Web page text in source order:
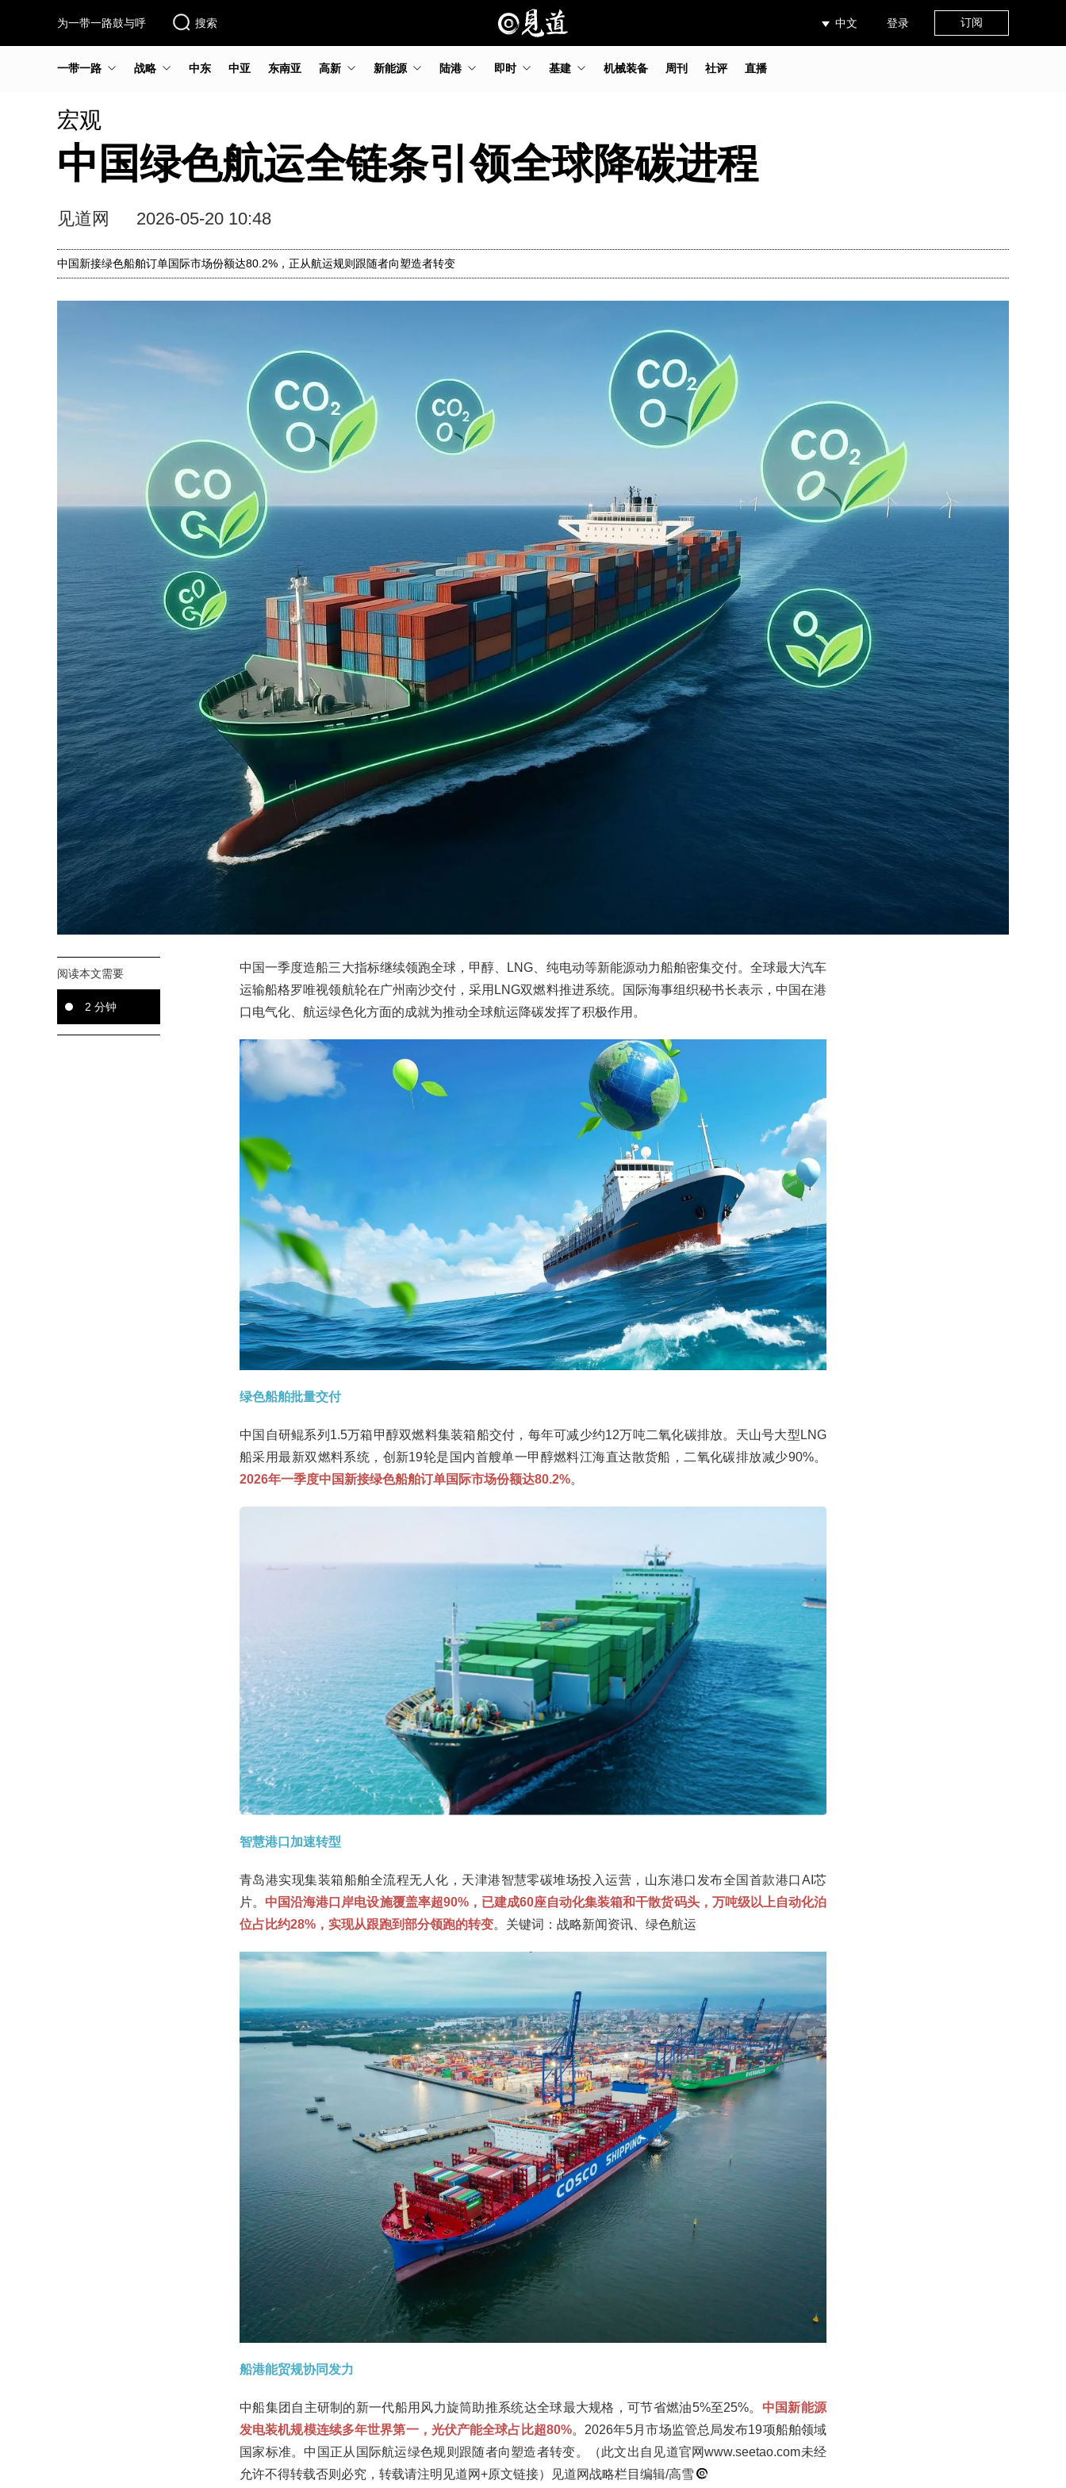
为一带一路鼓与呼 搜索 中文 登录 订阅
一带一路 战略 中东 中亚 东南亚 高新 新能源 陆港 即时 基建 机械装备 周刊 社评 直播
宏观
中国绿色航运全链条引领全球降碳进程
见道网 2026-05-20 10:48
中国新接绿色船舶订单国际市场份额达80.2%，正从航运规则跟随者向塑造者转变
阅读本文需要
2 分钟
中国一季度造船三大指标继续领跑全球，甲醇、LNG、纯电动等新能源动力船舶密集交付。全球最大汽车
运输船格罗唯视领航轮在广州南沙交付，采用LNG双燃料推进系统。国际海事组织秘书长表示，中国在港
口电气化、航运绿色化方面的成就为推动全球航运降碳发挥了积极作用。
绿色船舶批量交付
中国自研鲲系列1.5万箱甲醇双燃料集装箱船交付，每年可减少约12万吨二氧化碳排放。天山号大型LNG
船采用最新双燃料系统，创新19轮是国内首艘单一甲醇燃料江海直达散货船，二氧化碳排放减少90%。
2026年一季度中国新接绿色船舶订单国际市场份额达80.2%。
智慧港口加速转型
青岛港实现集装箱船舶全流程无人化，天津港智慧零碳堆场投入运营，山东港口发布全国首款港口AI芯
片。 中国沿海港口岸电设施覆盖率超90%，已建成60座自动化集装箱和干散货码头，万吨级以上自动化泊
位占比约28%，实现从跟跑到部分领跑的转变。关键词：战略新闻资讯、绿色航运
船港能贸规协同发力
中船集团自主研制的新一代船用风力旋筒助推系统达全球最大规格，可节省燃油5%至25%。 中国新能源
发电装机规模连续多年世界第一，光伏产能全球占比超80%。2026年5月市场监管总局发布19项船舶领域
国家标准。中国正从国际航运绿色规则跟随者向塑造者转变。（此文出自见道官网www.seetao.com未经
允许不得转载否则必究，转载请注明见道网+原文链接）见道网战略栏目编辑/高雪